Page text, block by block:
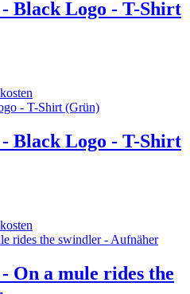
Black Logo - T-Shirt
Black Logo - T-Shirt
On a mule rides the